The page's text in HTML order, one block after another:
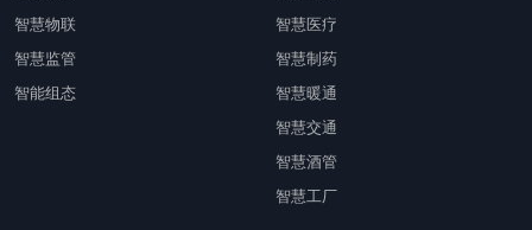
智慧物联
智慧监管
智能组态
智慧医疗
智慧制药
智慧暖通
智慧交通
智慧酒管
智慧工厂